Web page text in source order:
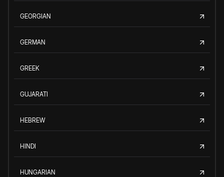
GEORGIAN
GERMAN
GREEK
GUJARATI
HEBREW
HINDI
HUNGARIAN